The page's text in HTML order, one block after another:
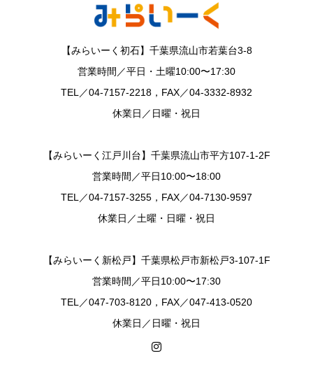
【みらいーく初石】千葉県流山市若葉台3-8
営業時間／平日・土曜10:00〜17:30
TEL／04-7157-2218，FAX／04-3332-8932
休業日／日曜・祝日
【みらいーく江戸川台】千葉県流山市平方107-1-2F
営業時間／平日10:00〜18:00
TEL／04-7157-3255，FAX／04-7130-9597
休業日／土曜・日曜・祝日
【みらいーく新松戸】千葉県松戸市新松戸3-107-1F
営業時間／平日10:00〜17:30
TEL／047-703-8120，FAX／047-413-0520
休業日／日曜・祝日